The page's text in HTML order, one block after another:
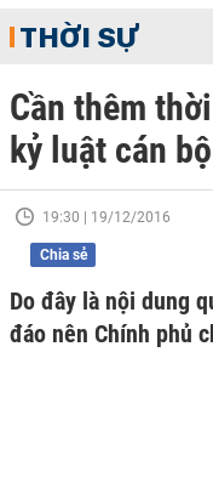
THỜI SỰ
Cần thêm
kỷ luật cán
19:30 | 19/12/2016
Chia sẻ
Do đây là nội dung
đáo nên Chính phủ